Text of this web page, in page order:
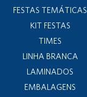
FESTAS TEMÁTICAS
KIT FESTAS
TIMES
LINHA BRANCA
LAMINADOS
EMBALAGENS